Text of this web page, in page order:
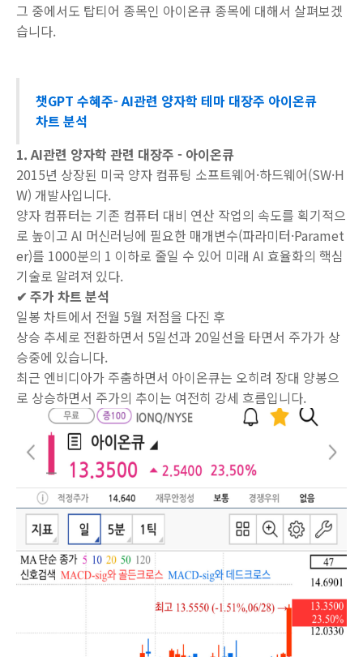
그 중에서도 탑티어 종목인 아이온큐 종목에 대해서 살펴보겠
습니다.
챗GPT 수혜주- AI관련 양자학 테마 대장주 아이온큐
차트 분석
1. AI관련 양자학 관련 대장주 - 아이온큐
2015년 상장된 미국 양자 컴퓨팅 소프트웨어·하드웨어(SW·H
W) 개발사입니다.
양자 컴퓨터는 기존 컴퓨터 대비 연산 작업의 속도를 획기적으
로 높이고 AI 머신러닝에 필요한 매개변수(파라미터·Paramet
er)를 1000분의 1 이하로 줄일 수 있어 미래 AI 효율화의 핵심
기술로 알려져 있다.
✔ 주가 차트 분석
일봉 차트에서 전월 5월 저점을 다진 후
상승 추세로 전환하면서 5일선과 20일선을 타면서 주가가 상
승중에 있습니다.
최근 엔비디아가 주춤하면서 아이온큐는 오히려 장대 양봉으
로 상승하면서 주가의 추이는 여전히 강세 흐름입니다.